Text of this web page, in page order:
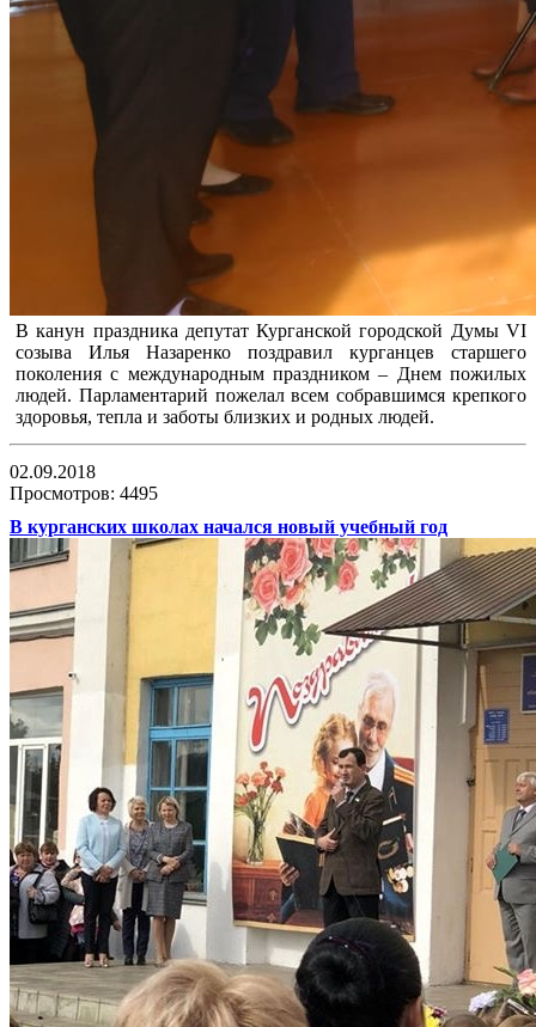
В канун праздника депутат Курганской городской Думы VI
созыва Илья Назаренко поздравил курганцев старшего
поколения с международным праздником – Днем пожилых
людей. Парламентарий пожелал всем собравшимся крепкого
здоровья, тепла и заботы близких и родных людей.
02.09.2018
Просмотров: 4495
В курганских школах начался новый учебный год